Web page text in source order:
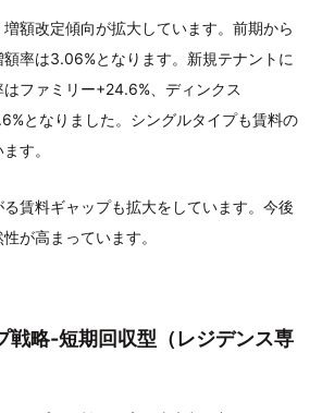
額改定傾向が拡大しています。前期から
率は3.06%となります。新規テナントに
ファミリー+24.6%、ディンクス
となりました。シングルタイプも賃料の
す。
賃料ギャップも拡大をしています。今後
が高まっています。
戦略-短期回収型（レジデンス専